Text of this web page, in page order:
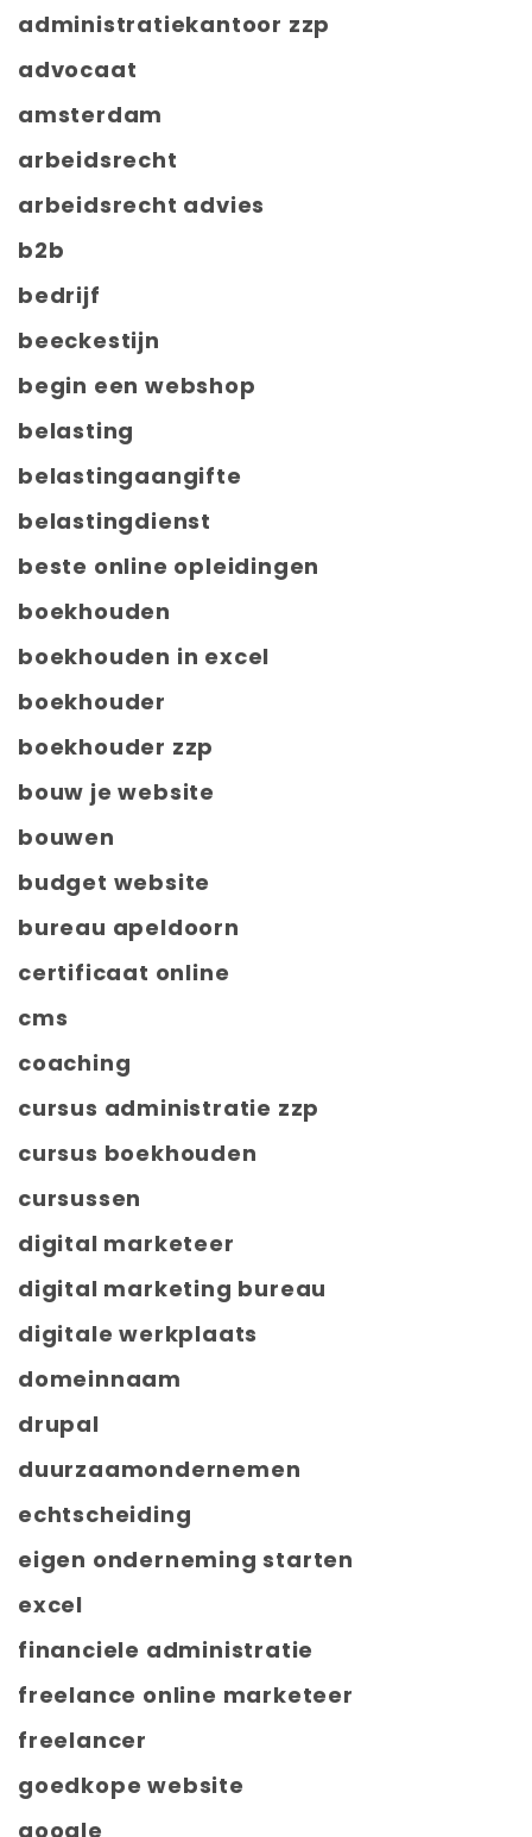
administratiekantoor zzp
advocaat
amsterdam
arbeidsrecht
arbeidsrecht advies
b2b
bedrijf
beeckestijn
begin een webshop
belasting
belastingaangifte
belastingdienst
beste online opleidingen
boekhouden
boekhouden in excel
boekhouder
boekhouder zzp
bouw je website
bouwen
budget website
bureau apeldoorn
certificaat online
cms
coaching
cursus administratie zzp
cursus boekhouden
cursussen
digital marketeer
digital marketing bureau
digitale werkplaats
domeinnaam
drupal
duurzaamondernemen
echtscheiding
eigen onderneming starten
excel
financiele administratie
freelance online marketeer
freelancer
goedkope website
google